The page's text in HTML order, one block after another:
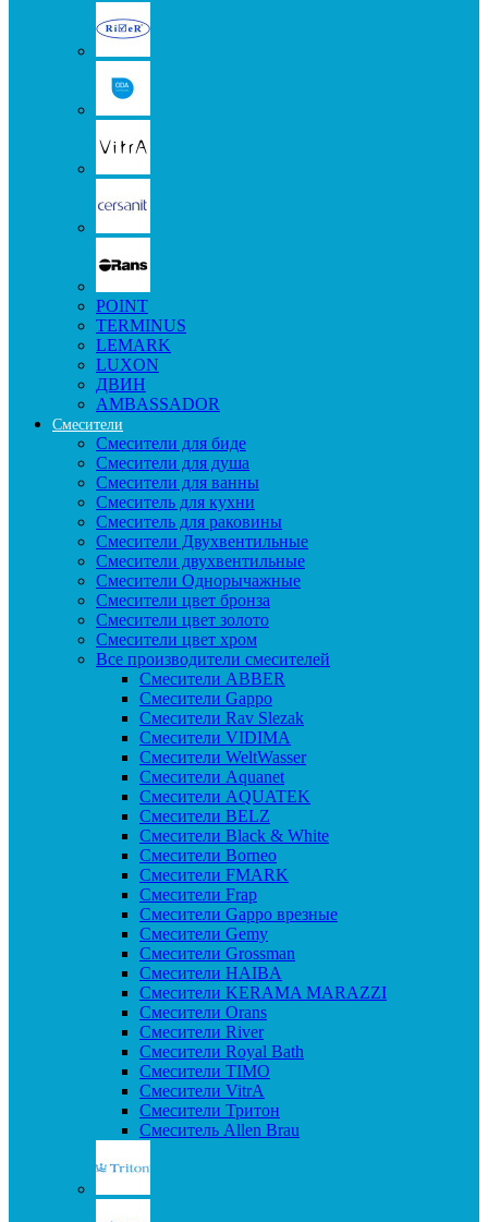
POINT
TERMINUS
LEMARK
LUXON
ДВИН
AMBASSADOR
Смесители
Смесители для биде
Смесители для душа
Смесители для ванны
Смеситель для кухни
Смеситель для раковины
Смесители Двухвентильные
Смесители двухвентильные
Смесители Однорычажные
Смесители цвет бронза
Смесители цвет золото
Смесители цвет хром
Все производители смесителей
Cмесители ABBER
Cмесители Gappo
Cмесители Rav Slezak
Cмесители VIDIMA
Cмесители WeltWasser
Смесители Aquanet
Смесители AQUATEK
Смесители BELZ
Смесители Black & White
Смесители Borneo
Смесители FMARK
Смесители Frap
Смесители Gappo врезные
Смесители Gemy
Смесители Grossman
Смесители HAIBA
Смесители KERAMA MARAZZI
Смесители Orans
Смесители River
Смесители Royal Bath
Смесители TIMO
Смесители VitrA
Смесители Тритон
Смеситель Allen Brau